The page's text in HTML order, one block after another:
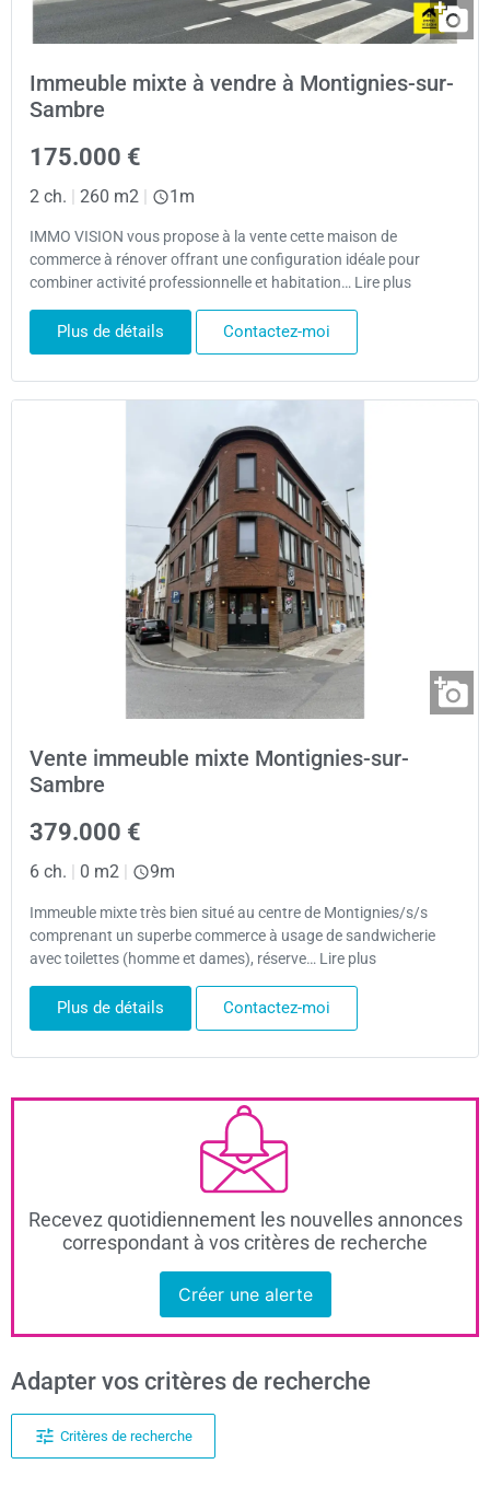
Immeuble mixte à vendre à Montignies-sur-
Sambre
175.000 €
2 ch. | 260 m2 | 1m
IMMO VISION vous propose à la vente cette maison de
commerce à rénover offrant une configuration idéale pour
combiner activité professionnelle et habitation… Lire plus
Plus de détails Contactez-moi
Vente immeuble mixte Montignies-sur-
Sambre
379.000 €
6 ch. 0 m2 9m
Immeuble mixte très bien situé au centre de Montignies/s/s
comprenant un superbe commerce à usage de sandwicherie
avec toilettes (homme et dames), réserve… Lire plus
Plus de détails Contactez-moi
Recevez quotidiennement les nouvelles annonces
correspondant à vos critères de recherche
Créer une alerte
Adapter vos critères de recherche
Critères de recherche